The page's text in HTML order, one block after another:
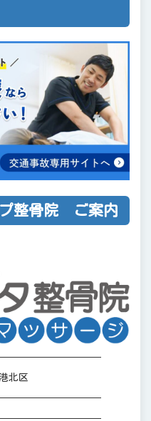
整骨院 ご案内
北区